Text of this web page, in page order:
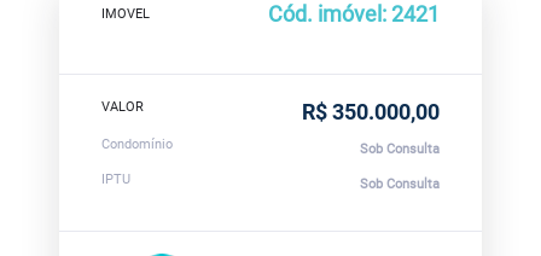
IMOVEL Cód. imóvel: 2421
VALOR R$ 350.000,00
Condomínio
Sob Consulta
IPTU
Sob Consulta